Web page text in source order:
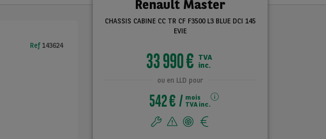
Renault Master
CHASSIS CABINE CC TR CF F3500 L3 BLUE DCI 145
EVIE
33 990 € TVA
inc.
ou en LLD pour
542 €
mois
TVA inc.
Ref 143624